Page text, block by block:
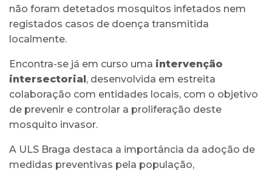
não foram detetados mosquitos infetados nem
registados casos de doença transmitida
localmente.
Encontra-se já em curso uma intervenção
intersectorial, desenvolvida em estreita
colaboração com entidades locais, com o objetivo
de prevenir e controlar a proliferação deste
mosquito invasor.
A ULS Braga destaca a importância da adoção de
medidas preventivas pela população,